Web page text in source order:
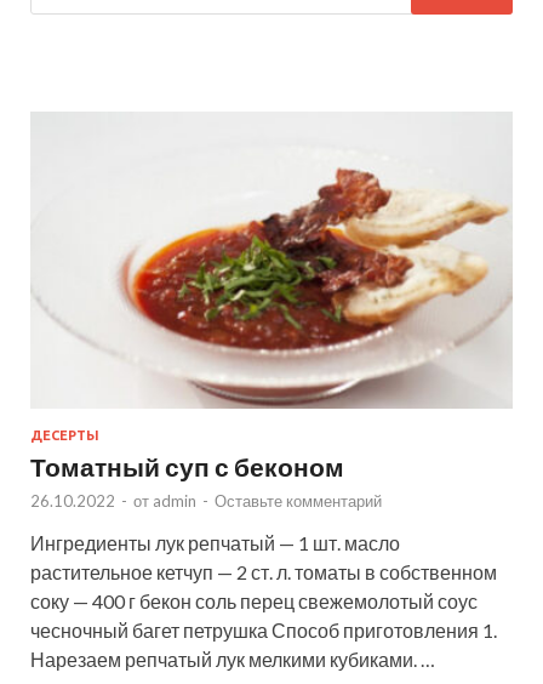
ДЕСЕРТЫ
Томатный суп с беконом
26.10.2022 - от admin - Оставьте комментарий
Ингредиенты лук репчатый — 1 шт. масло
растительное кетчуп — 2 ст. л. томаты в собственном
соку — 400 г бекон соль перец свежемолотый соус
чесночный багет петрушка Способ приготовления 1.
Нарезаем репчатый лук мелкими кубиками. …